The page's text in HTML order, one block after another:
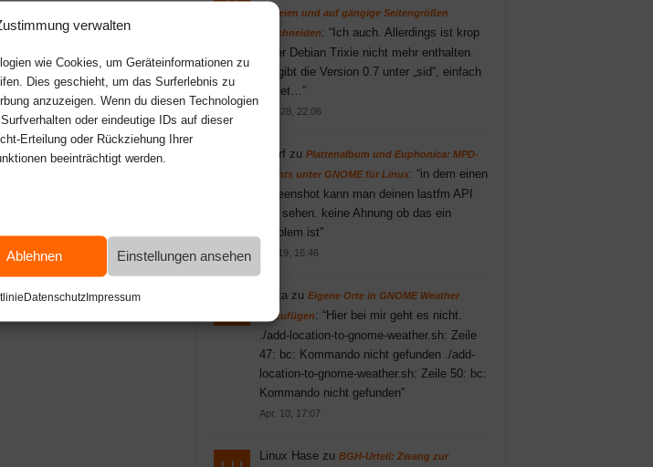
verwalten
wie Cookies, um Geräteinformationen zu
Dies geschieht, um das Surferlebnis zu
anzuzeigen. Wenn du diesen Technologien
oder eindeutige IDs auf dieser
Erteilung oder Rückziehung Ihrer
beeinträchtigt werden.
Ablehnen Einstellungen ansehen
DatenschutzImpressum
befreien und auf gängige Seitengrößen
zuschneiden: “Ich auch. Allerdings ist krop
unter Debian Trixie nicht mehr enthalten.
Es gibt die Version 0.7 unter „sid“, einfach
Paket… ”
Juni 28, 22:06
knarfzu Plattenalbum und Euphonica: MPD-
Clients unter GNOME für Linux: “in dem einen
Screenshot kann man deinen lastfm API
key sehen. keine Ahnung ob das ein
Problem ist”
Mai 19, 16:46
Britta zu Eigene Orte in GNOME Weather
hinzufügen: “Hier bei mir geht es nicht.
./add-location-to-gnome-weather.sh: Zeile
47: bc: Kommando nicht gefunden ./add-
location-to-gnome-weather.sh: Zeile 50: bc:
Kommando nicht gefunden”
Apr. 10, 17:07
Linux Hasezu BGH-Urteil: Zwang zur